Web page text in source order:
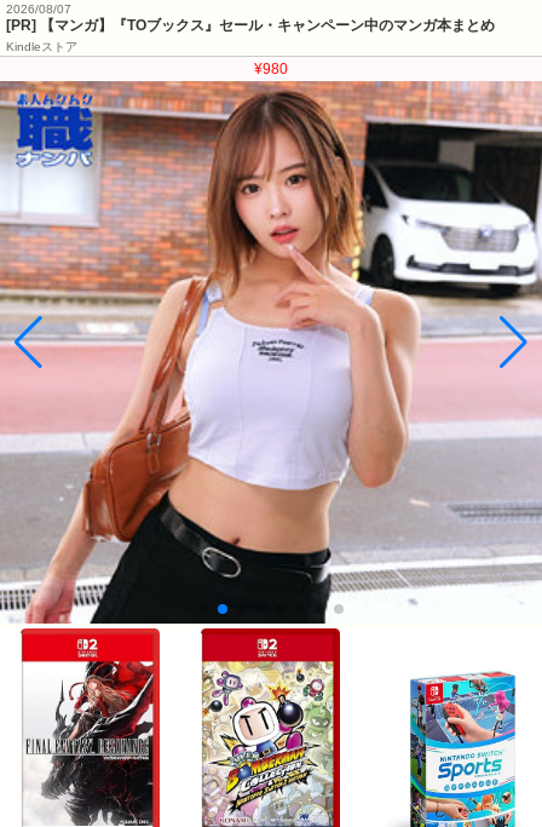
2026/08/07
[PR] 【マンガ】『TOブックス』セール・キャンペーン中のマンガ本まとめ
Kindleストア
¥980